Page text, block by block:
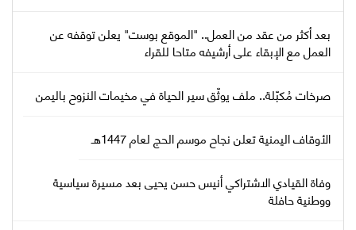
بعد أكثر من عقد من العمل.. "الموقع بوست" يعلن توقفه عن
العمل مع الإبقاء على أرشيفه متاحا للقراء
صرخات مُكبّلة.. ملف يوثّق سير الحياة في مخيمات النزوح باليمن
الأوقاف اليمنية تعلن نجاح موسم الحج لعام 1447هـ
وفاة القيادي الاشتراكي أنيس حسن يحيى بعد مسيرة سياسية
ووطنية حافلة